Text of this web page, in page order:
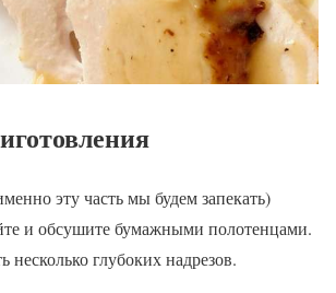
эту часть мы будем запекать)
и обсушите бумажными полотенцами.
несколько глубоких надрезов.